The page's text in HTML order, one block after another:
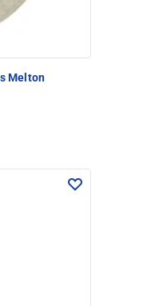
Melton